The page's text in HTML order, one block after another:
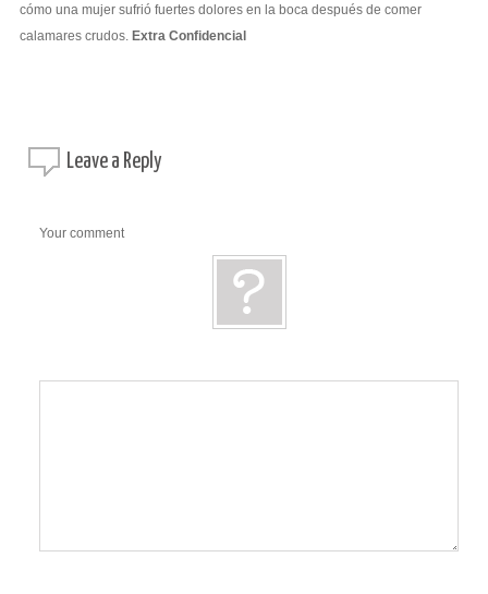
cómo una mujer sufrió fuertes dolores en la boca después de comer
calamares crudos. Extra Confidencial
Leave a Reply
Your comment